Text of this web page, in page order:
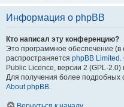
Информация о phpBB
Кто написал эту конференцию?
Это программное обеспечение
распространяется phpBB Limited .
Public Licence, версии 2 (GPL-
Для получения более подробных
About phpBB.